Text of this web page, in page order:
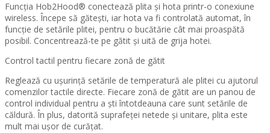
Funcţia Hob2Hood® conectează plita și hota printr-o conexiune
wireless. Începe să gătești, iar hota va fi controlată automat, în
funcţie de setările plitei, pentru o bucătărie cât mai proaspătă
posibil. Concentrează-te pe gătit și uită de grija hotei.
Control tactil pentru fiecare zonă de gătit
Reglează cu ușurinţă setările de temperatură ale plitei cu ajutorul
comenzilor tactile directe. Fiecare zonă de gătit are un panou de
control individual pentru a ști întotdeauna care sunt setările de
căldură. În plus, datorită suprafeţei netede și unitare, plita este
mult mai ușor de curăţat.